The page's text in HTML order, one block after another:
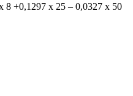
8 +0,1297 x 25 – 0,0327 x 50